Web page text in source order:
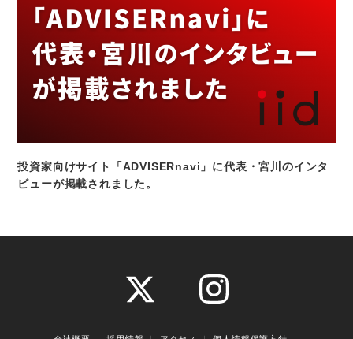
投資家向けサイト「ADVISERnavi」に代表・宮川のインタ
ビューが掲載されました。